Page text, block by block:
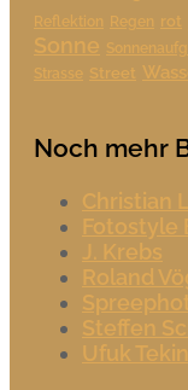
Reflektion Regen rot
Sonne
Strasse Street
Noch mehr
Christian
Fotostyle
J. Krebs
Roland
Steffen
Ufuk Tekin